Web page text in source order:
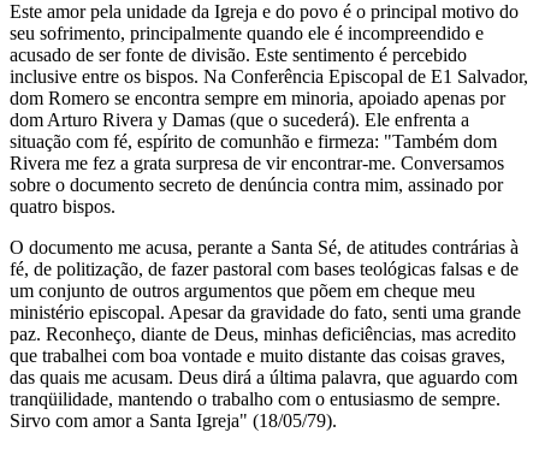
Este amor pela unidade da Igreja e do povo é o principal motivo do
seu sofrimento, principalmente quando ele é incompreendido e
acusado de ser fonte de divisão. Este sentimento é percebido
inclusive entre os bispos. Na Conferência Episcopal de E1 Salvador,
dom Romero se encontra sempre em minoria, apoiado apenas por
dom Arturo Rivera y Damas (que o sucederá). Ele enfrenta a
situação com fé, espírito de comunhão e firmeza: "Também dom
Rivera me fez a grata surpresa de vir encontrar-me. Conversamos
sobre o documento secreto de denúncia contra mim, assinado por
quatro bispos.
O documento me acusa, perante a Santa Sé, de atitudes contrárias à
fé, de politização, de fazer pastoral com bases teológicas falsas e de
um conjunto de outros argumentos que põem em cheque meu
ministério episcopal. Apesar da gravidade do fato, senti uma grande
paz. Reconheço, diante de Deus, minhas deficiências, mas acredito
que trabalhei com boa vontade e muito distante das coisas graves,
das quais me acusam. Deus dirá a última palavra, que aguardo com
tranqüilidade, mantendo o trabalho com o entusiasmo de sempre.
Sirvo com amor a Santa Igreja" (18/05/79).